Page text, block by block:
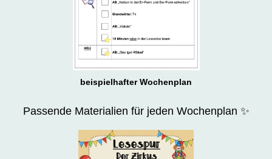
beispielhafter Wochenplan
Passende Materialien für jeden Wochenplan ✨